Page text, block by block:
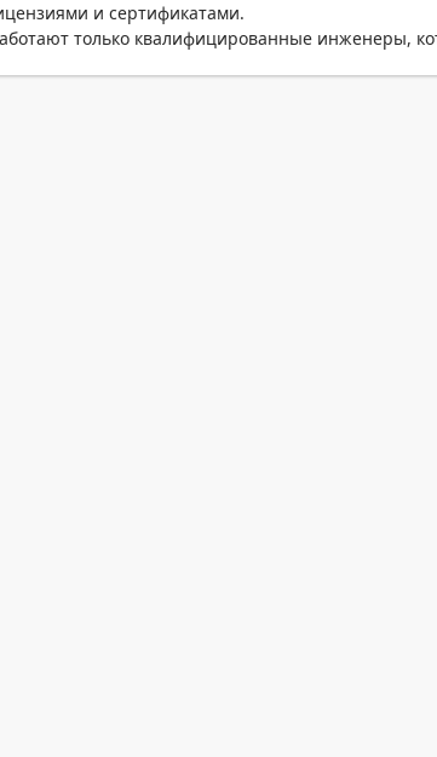
и сертификатами.
только квалифицированные инженеры,